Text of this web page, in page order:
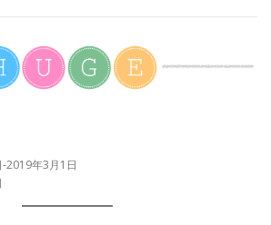
托福题库登陆
2019年3月1日